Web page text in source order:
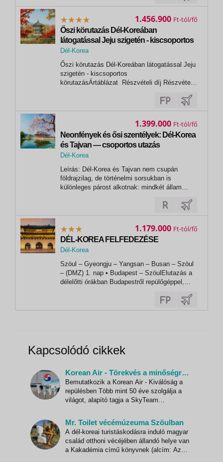
csodálatos természeti szépségei után repülőre
Őszi körutazás Dél-Koreában
látogatással Jeju szigetén - kiscsoportos
körutazás
Dél-Korea
Őszi körutazás Dél-Koreában látogatással Jeju
szigetén - kiscsoportos
körutazásÁrtáblázat Részvételi díj Részvételi
szobában 1 359 900 2 2 719 800 Repülőtéri
1.456.900 Ft
Neonfények és ősi szentélyek: Dél-Korea
és Tajvan — csoportos utazás
2027.04.17-29.
Dél-Korea
Szöul
Leírás: Dél-Korea és Tajvan nem csupán
földrajzilag, de történelmi sorsukban is
különleges párost alkotnak: mindkét állam
politikai és kulturális nyomás alatt formálta
meg saját, teljesen egyedi karakterét. A
háborúk...
1.399.000 Ft
DÉL-KOREA FELFEDEZÉSE
Dél-Korea
Szöul – Gyeongju – Yangsan – Busan – Szöul
– (DMZ) 1. nap • Budapest – SzöulElutazás a
délelőtti órákban Budapestről repülőgéppel,
fővárosába, Szöulba a kora reggeli órákban.
1.179.000 Ft
Kapcsolódó cikkek
Korean Air - Törekvés a minőségre a kényelemért!
Bemutatkozik a Korean Air - Kiválóság a
repülésben Több mint 50 éve szolgálja a
világot, alapító tagja a SkyTeam
az egyik legjobb 20 légitársaság közé
tartozik. Az Incheon Nemzetközi
Repülőtéren található globális központjával
a légitársaság 120 várost szolg
Mr. Toilet vécémúzeuma Szöulban
A dél-koreai turistáskodásra induló magyar
család otthoni vécéjében állandó helye van
a Kakadémia című könyvnek (alcím: Az